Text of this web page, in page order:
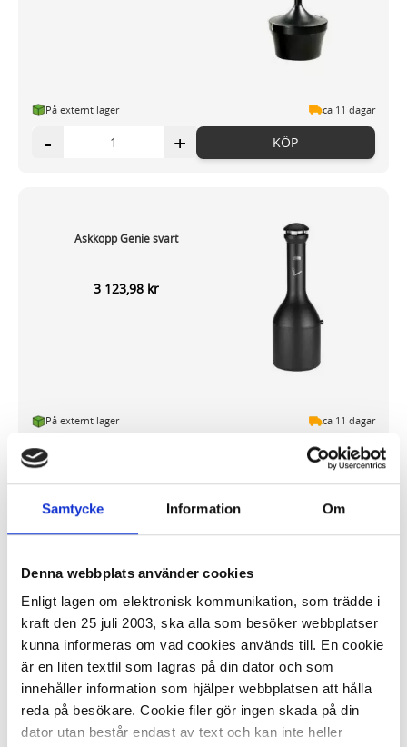
Samtycke Information Om
Denna webbplats använder cookies
Enligt lagen om elektronisk kommunikation, som trädde i
kraft den 25 juli 2003, ska alla som besöker webbplatser
kunna informeras om vad cookies används till. En cookie
är en liten textfil som lagras på din dator och som
innehåller information som hjälper webbplatsen att hålla
reda på besökare. Cookie filer gör ingen skada på din
dator utan består endast av text och kan inte heller
På externt lager ca 11 dagar
- + KÖP
Askkopp Genie svart
3 123,98 kr
På externt lager ca 11 dagar
-
2 585,83 kr
På externt lager ca 3-5 dagar